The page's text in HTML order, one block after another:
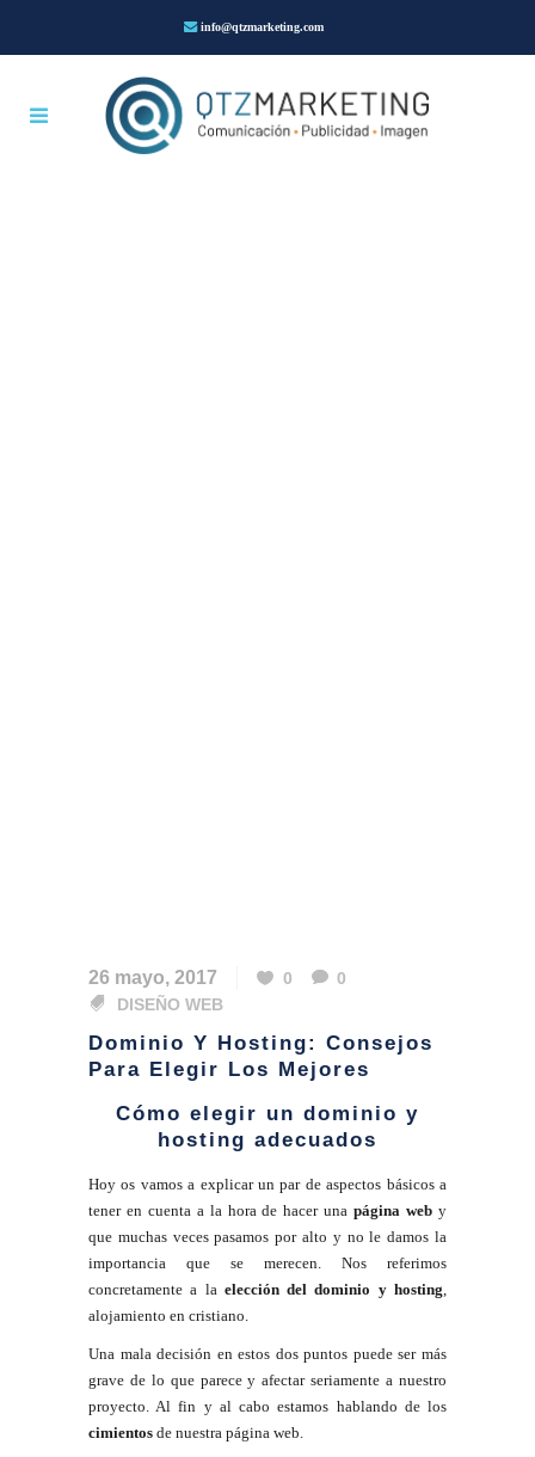
info@qtzmarketing.com
26 mayo, 2017 0
0
DISEÑO WEB
Dominio Y Hosting: Consejos
Para Elegir Los Mejores
Cómo elegir un dominio y
hosting adecuados
Hoy os vamos a explicar un par de aspectos básicos a
tener en cuenta a la hora de hacer unapágina web y
que muchas veces pasamos por alto y no le damos la
importancia que se merecen. Nos referimos
concretamente a la elección del dominio y hosting,
alojamiento en cristiano.
Una mala decisión en estos dos puntos puede ser más
grave de lo que parece y afectar seriamente a nuestro
proyecto. Al fin y al cabo estamos hablando de los
cimientos de nuestra página web.